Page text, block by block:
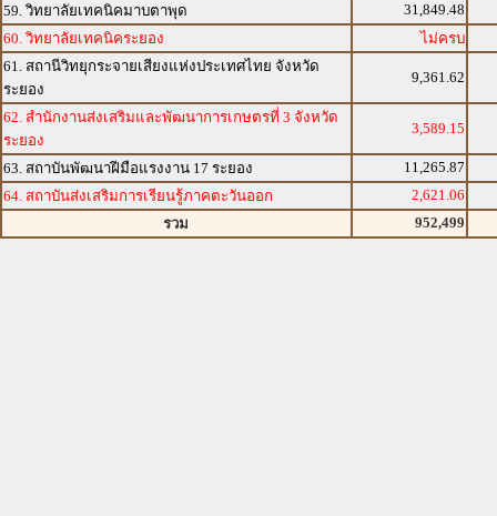
59. วิทยาลัยเทคนิคมาบตาพุด
31,849.48
60. วิทยาลัยเทคนิคระยอง
ไม่ครบ
61. สถานีวิทยุกระจายเสียงแห่งประเทศไทย จังหวัด
ระยอง
9,361.62
62. สำนักงานส่งเสริมและพัฒนาการเกษตรที่ 3 จังหวัด
ระยอง
3,589.15
63. สถาบันพัฒนาฝีมือแรงงาน 17 ระยอง
11,265.87
64. สถาบันส่งเสริมการเรียนรู้ภาคตะวันออก
2,621.06
รวม
952,499